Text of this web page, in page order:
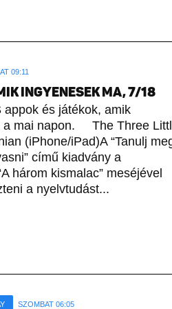
09:11
INGYENESEK MA, 7/18
appok és játékok, amik
a mai napon. The Three
(iPhone/iPad)A “Tanulj
című kiadvány a
három kismalac” meséjével
a nyelvtudást...
SZOMBAT 06:05